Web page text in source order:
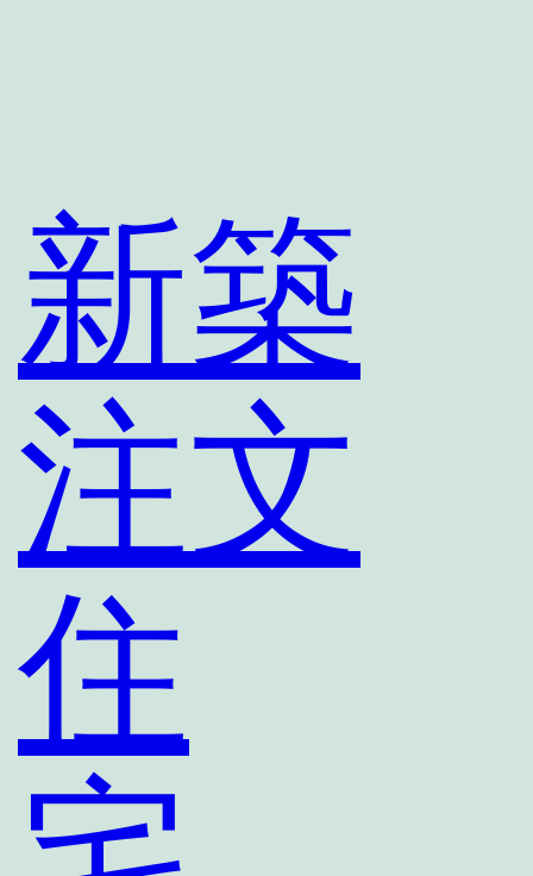
新築
注文
住